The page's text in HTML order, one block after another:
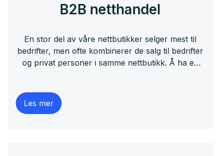
B2B netthandel
En stor del av våre nettbutikker selger mest til
bedrifter, men ofte kombinerer de salg til bedrifter
og privat personer i samme nettbutikk. Å ha en
ulike tilnærminger når vi tenker på
Les mer